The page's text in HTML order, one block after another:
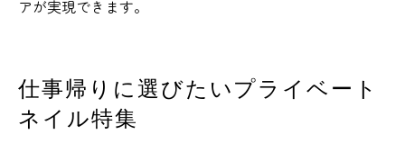
アが実現できます。
仕事帰りに選びたいプライベート
ネイル特集